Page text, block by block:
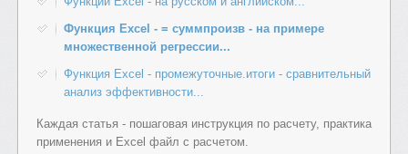
Функция Excel - = суммпроизв - на примере
множественной регрессии...
Функция Excel - промежуточные.итоги - сравнительный
анализ эффективности...
Каждая статья - пошаговая инструкция по расчету, практика
применения и Excel файл с расчетом.